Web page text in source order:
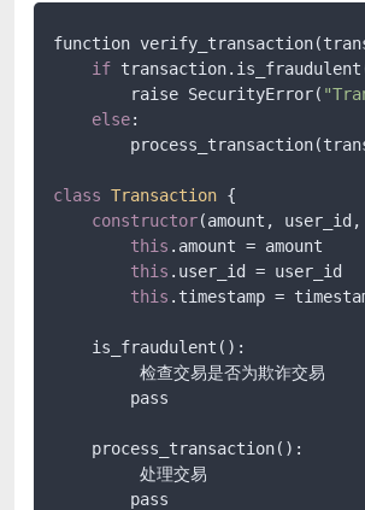
function
if
        raise SecurityError(
else:
class Transaction {
constructor(amount,
this .amount = amount
this .user_id = user_id
this .timestamp =
    is_fraudulent():
         检查交易是否为欺诈交易
        pass
    process_transaction():
         处理交易
        pass